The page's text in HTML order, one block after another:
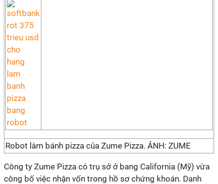
Robot làm bánh pizza của Zume Pizza. ẢNH: ZUME
Công ty Zume Pizza có trụ sở ở bang California (Mỹ) vừa
công bố việc nhận vốn trong hồ sơ chứng khoán. Danh